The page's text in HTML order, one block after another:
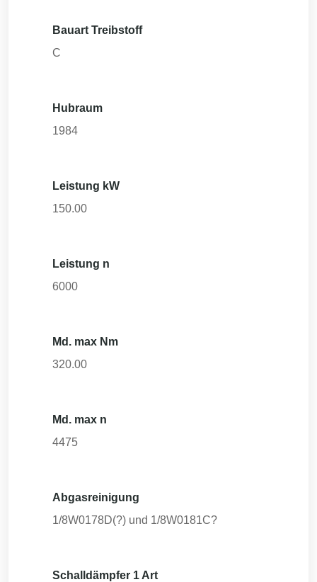
Bauart Treibstoff
C
Hubraum
1984
Leistung kW
150.00
Leistung n
6000
Md. max Nm
320.00
Md. max n
4475
Abgasreinigung
1/8W0178D(?) und 1/8W0181C?
Schalldämpfer 1 Art